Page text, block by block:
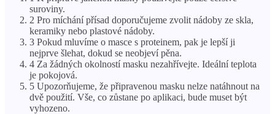
suroviny.
2 Pro míchání přísad doporučujeme zvolit nádoby ze skla,
keramiky nebo plastové nádoby.
3 Pokud mluvíme o masce s proteinem, pak je lepší ji
nejprve šlehat, dokud se neobjeví pěna.
4 Za žádných okolností masku nezahřívejte. Ideální teplota
je pokojová.
5 Upozorňujeme, že připravenou masku nelze natáhnout na
dvě použití. Vše, co zůstane po aplikaci, bude muset být
vyhozeno.